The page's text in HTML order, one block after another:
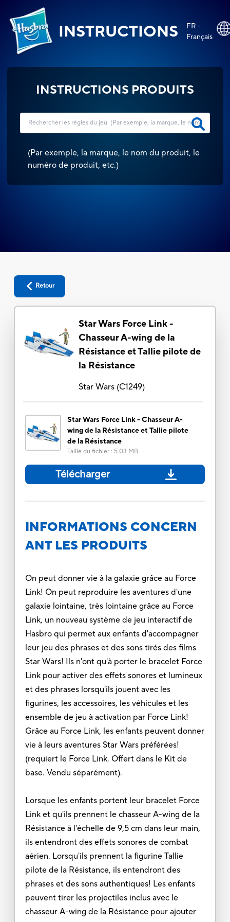
INSTRUCTIONS
FR -
Français
INSTRUCTIONS PRODUITS
(Par exemple, la marque, le nom du produit, le
numéro de produit, etc.)
Retour
Star Wars Force Link -
Chasseur A-wing de la
Résistance et Tallie pilote de
la Résistance
Star Wars(C1249)
Star Wars Force Link - Chasseur A-
wing de la Résistance et Tallie pilote
de la Résistance
Taille du fichier: 5.03 MB
Télécharger
INFORMATIONS CONCERN
ANT LES PRODUITS
On peut donner vie à la galaxie grâce au Force
Link! On peut reproduire les aventures d'une
galaxie lointaine, très lointaine grâce au Force
Link, un nouveau système de jeu interactif de
Hasbro qui permet aux enfants d'accompagner
leur jeu des phrases et des sons tirés des films
Star Wars! Ils n'ont qu'à porter le bracelet Force
Link pour activer des effets sonores et lumineux
et des phrases lorsqu'ils jouent avec les
figurines, les accessoires, les véhicules et les
ensemble de jeu à activation par Force Link!
Grâce au Force Link, les enfants peuvent donner
vie à leurs aventures Star Wars préférées!
(requiert le Force Link. Offert dans le Kit de
base. Vendu séparément).
Lorsque les enfants portent leur bracelet Force
Link et qu'ils prennent le chasseur A-wing de la
Résistance à l'échelle de 9,5 cm dans leur main,
ils entendront des effets sonores de combat
aérien. Lorsqu'ils prennent la figurine Tallie
pilote de la Résistance, ils entendront des
phrases et des sons authentiques! Les enfants
peuvent tirer les projectiles inclus avec le
chasseur A-wing de la Résistance pour ajouter